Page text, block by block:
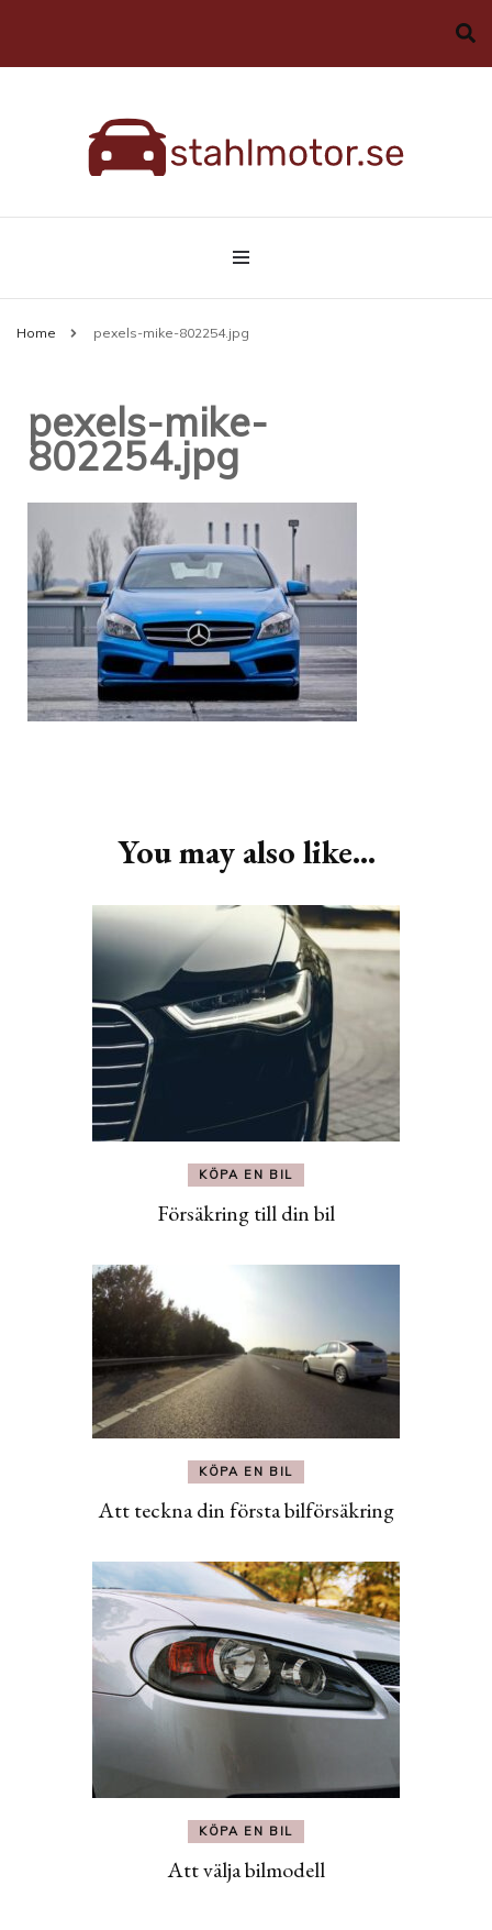
stahlmotor.se
Home pexels-mike-802254.jpg
pexels-mike-
802254.jpg
NavigationYou may also like...
KÖPA EN BIL
Försäkring till din bil
KÖPA EN BIL
Att teckna din första bilförsäkring
KÖPA EN BIL
Att välja bilmodell